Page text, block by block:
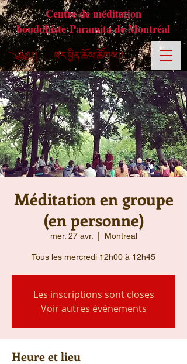
Centre de méditation
bouddhiste Paramita de Montréal
Méditation en groupe
(en personne)
mer. 27 avr. Montreal
Tous les mercredi 12h00 à 12h45
Les inscriptions sont closes
Voir autres événements
Heure et lieu